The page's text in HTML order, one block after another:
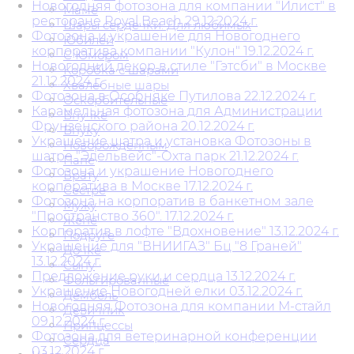
Маме
Шары сердечки. Для любимых
Юбилей
С Юмором
Коробка с шарами
Хвалебные шары
Оскорбительные
Внучке
Внуку
Новорожденным
Папе
Брату
Сестре
Мужу
Жене
Подруге
Дочке
Сыну
Фольгированные
Дембель
Девичник
Принцессы
Сердца
Новогодняя фотозона для компании "Илист" в
ресторане Royal Beach 29.12.2024 г.
Фотозона и украшение для Новогоднего
корпоратива компании "Кулон" 19.12.2024 г.
Новогодний декор в стиле "Гэтсби" в Москве
21.12.2024 г.
Фотозона в Особняке Путилова 22.12.2024 г.
Карамельная фотозона для Администрации
Фрунзенского района 20.12.2024 г.
Украшение шатра и установка Фотозоны в
шатре "Эдельвейс"-Охта парк 21.12.2024 г.
Фотозона и украшение Новогоднего
корпоратива в Москве 17.12.2024 г.
Фотозона на корпоратив в банкетном зале
"Пространство 360". 17.12.2024 г.
Корпоратив в лофте "Вдохновение" 13.12.2024 г.
Украшение для "ВНИИГАЗ" Бц "8 Граней"
13.12.2024 г.
Предложение руки и сердца 13.12.2024 г.
Украшение Новогодней елки 03.12.2024 г.
Новогодняя Фотозона для компании М-стайл
09.12.2024 г.
Фотозона для ветеринарной конференции